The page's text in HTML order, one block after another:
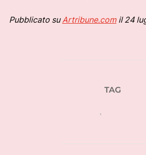
Pubblicato suArtribune.comil 24
TAG
,